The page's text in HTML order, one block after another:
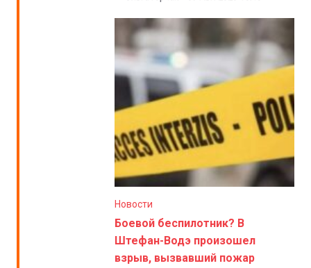
Новости
Боевой беспилотник? В
Штефан-Водэ произошел
взрыв, вызвавший пожар